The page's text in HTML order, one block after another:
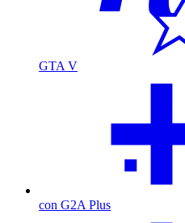
GTA V
con G2A Plus